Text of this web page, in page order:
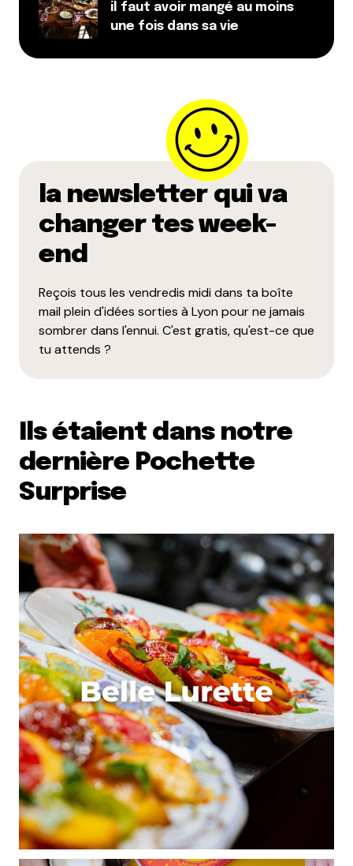
il faut avoir mangé au moins
une fois dans sa vie
la newsletter qui va
changer tes week-
end
Reçois tous les vendredis midi dans ta boîte
mail plein d'idées sorties à Lyon pour ne jamais
sombrer dans l'ennui. C'est gratis, qu'est-ce que
tu attends ?
Ils étaient dans notre
dernière Pochette
Surprise